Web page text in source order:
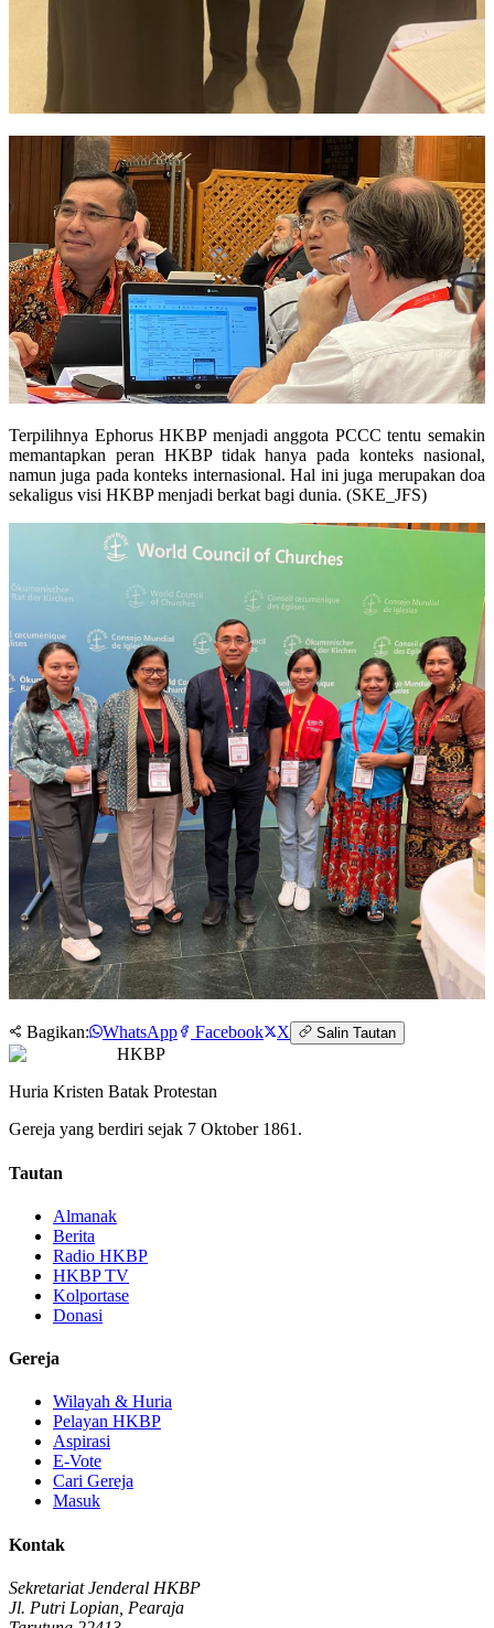
Terpilihnya Ephorus HKBP menjadi anggota PCCC tentu semakin
memantapkan peran HKBP tidak hanya pada konteks nasional,
namun juga pada konteks internasional. Hal ini juga merupakan doa
sekaligus visi HKBP menjadi berkat bagi dunia. (SKE_JFS)
Bagikan: WhatsApp Facebook X Salin Tautan
HKBP
Huria Kristen Batak Protestan
Gereja yang berdiri sejak 7 Oktober 1861.
Tautan
Almanak
Berita
Radio HKBP
HKBP TV
Kolportase
Donasi
Gereja
Wilayah & Huria
Pelayan HKBP
Aspirasi
E-Vote
Cari Gereja
Masuk
Kontak
Sekretariat Jenderal HKBP
Jl. Putri Lopian, Pearaja